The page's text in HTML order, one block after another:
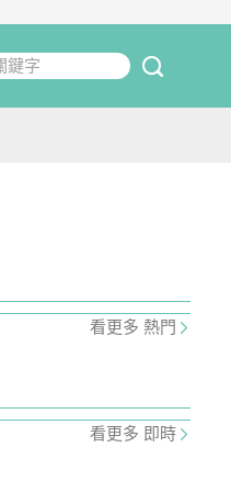
鍵字
看更多 熱門
看更多 即時